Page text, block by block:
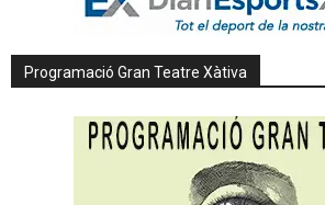
Programació Gran Teatre Xàtiva